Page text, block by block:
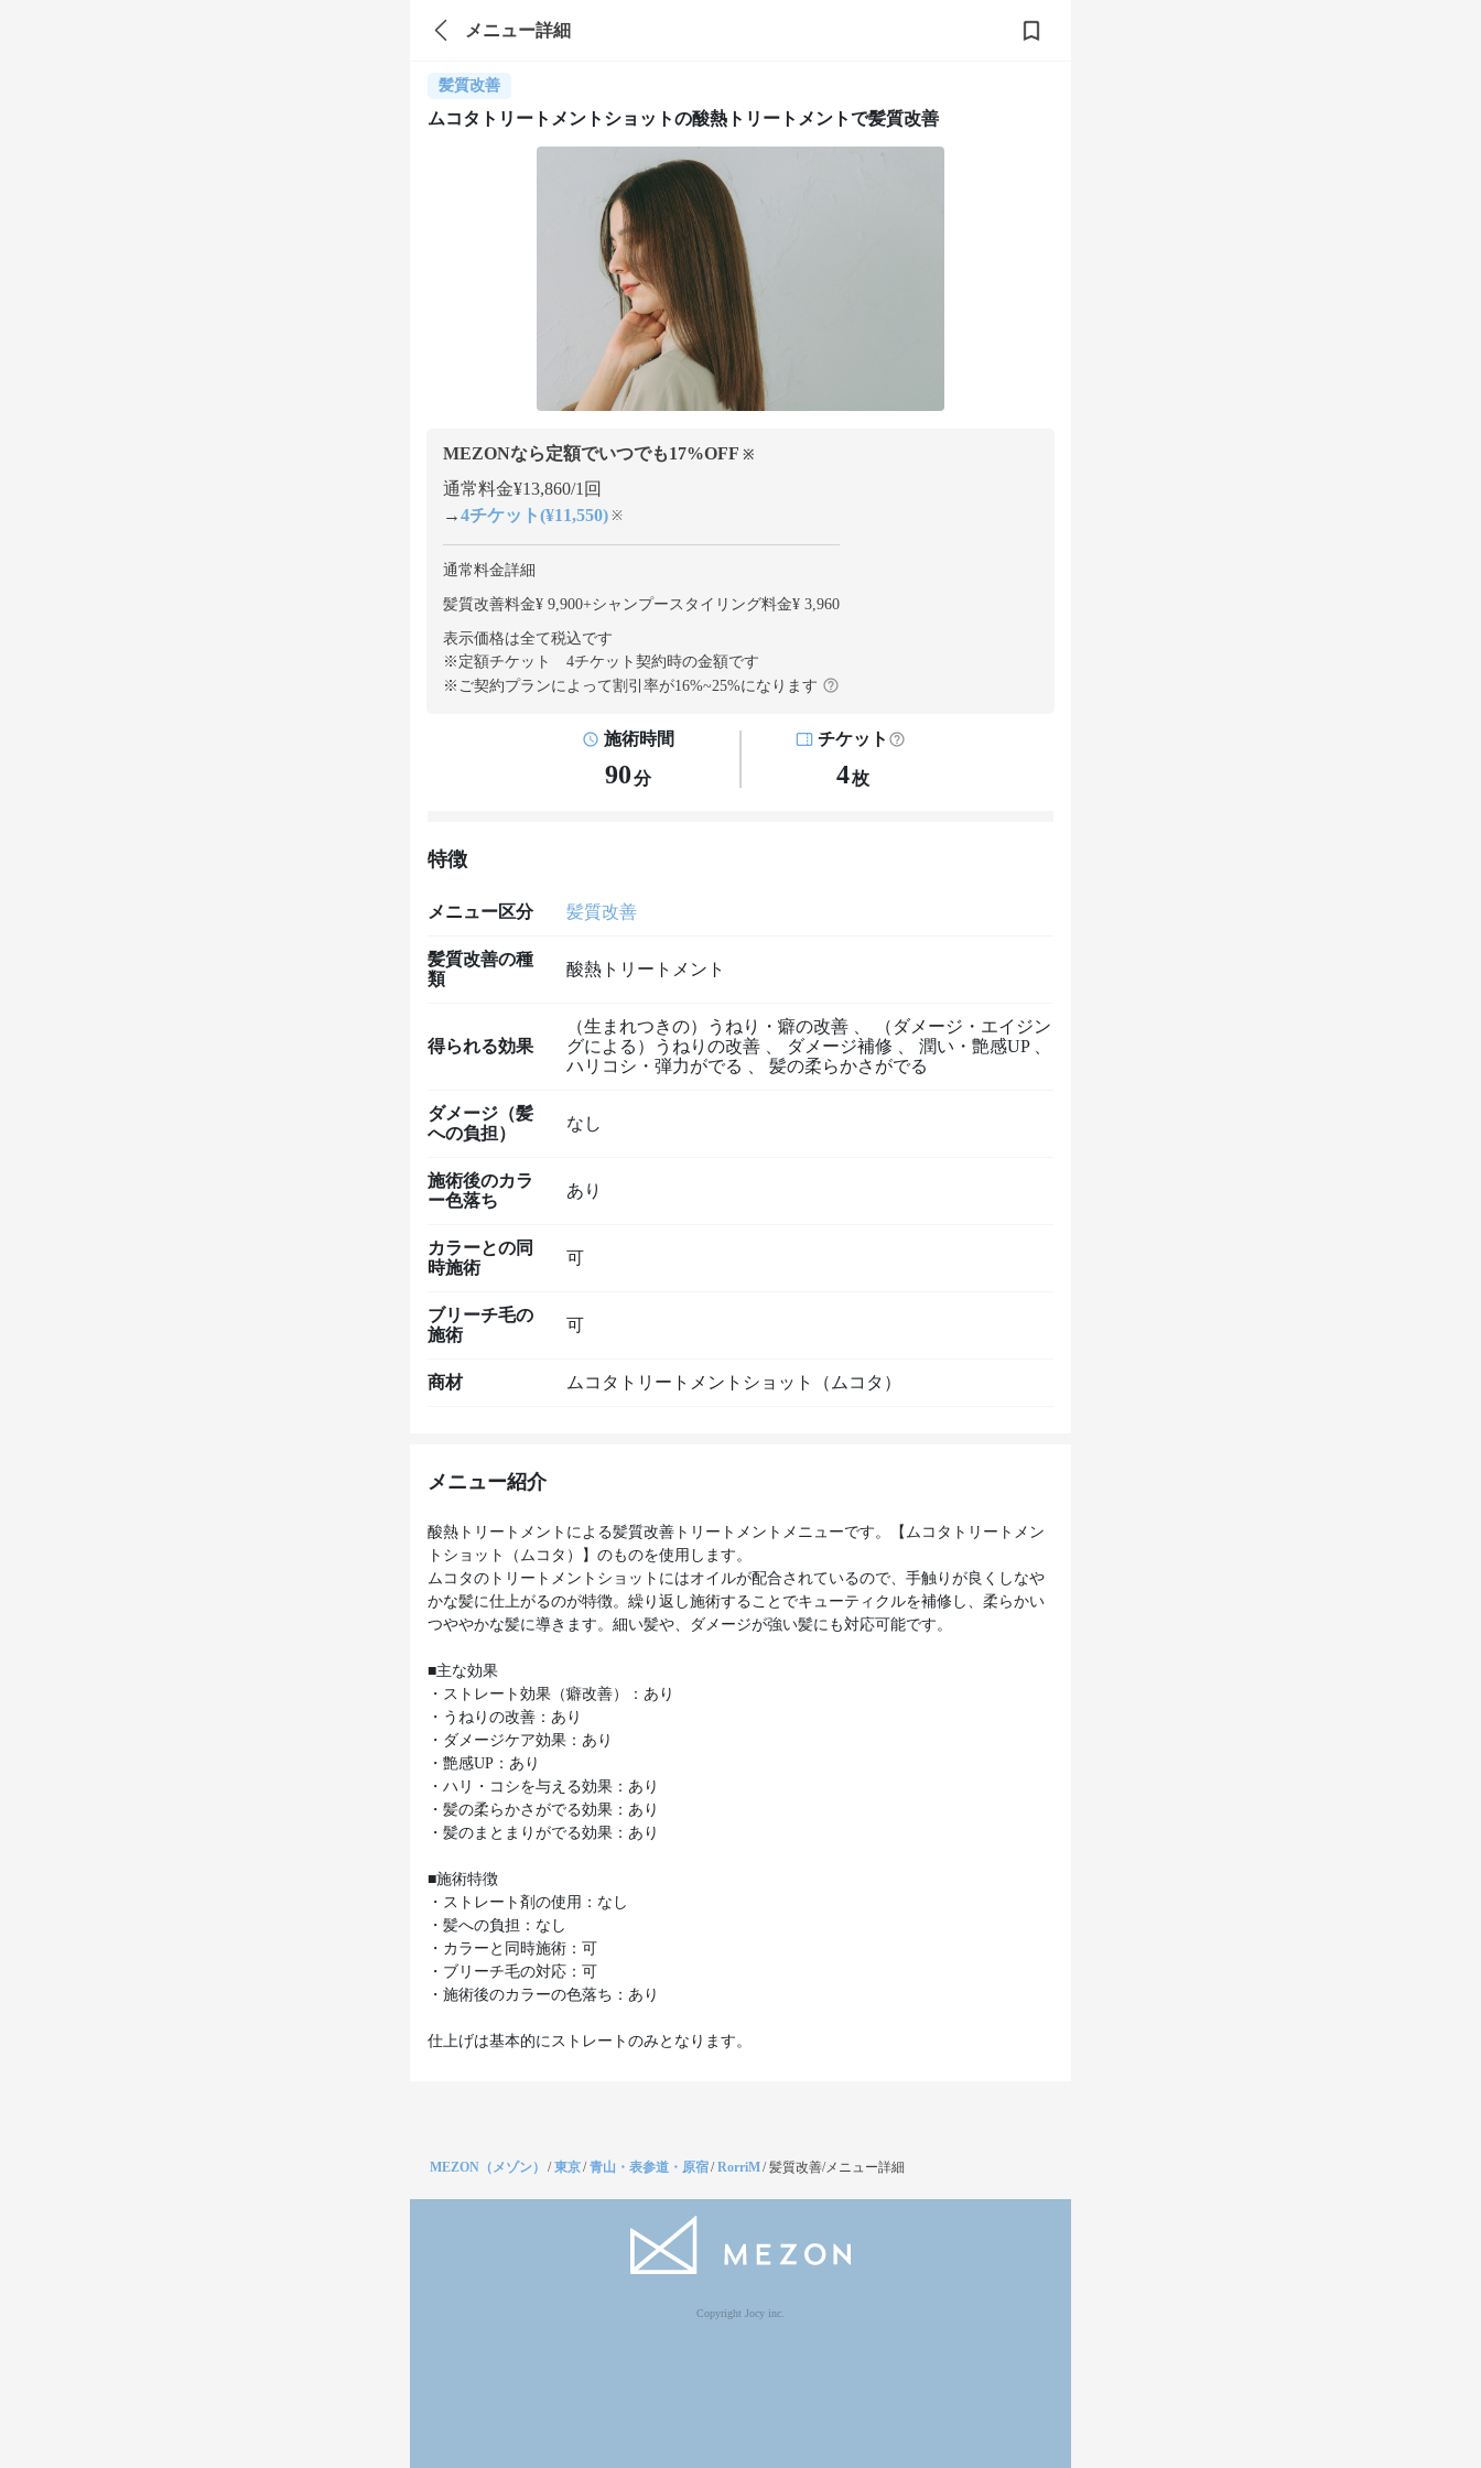
メニュー詳細
髪質改善
ムコタトリートメントショットの酸熱トリートメントで髪質改善
MEZONなら定額でいつでも17%OFF ※
通常料金¥13,860/1回
→4チケット(¥11,550) ※
通常料金詳細
髪質改善料金¥ 9,900+シャンプースタイリング料金¥ 3,960
表示価格は全て税込です
※定額チケット 4チケット契約時の金額です
※ご契約プランによって割引率が16%~25%になります
施術時間
90分
チケット
4枚
特徴
メニュー区分 髪質改善
髪質改善の種
類
酸熱トリートメント
得られる効果
（生まれつきの）うねり・癖の改善
（ダメージ・エイジン
グによる）うねりの改善
ダメージ補修 潤い・艶感UP
ハリコシ・弾力がでる
髪の柔らかさがでる
ダメージ（髪
への負担）
なし
施術後のカラ
ー色落ち
あり
カラーとの同
時施術
可
ブリーチ毛の
施術
可
商材 ムコタトリートメントショット（ムコタ）
メニュー紹介
酸熱トリートメントによる髪質改善トリートメントメニューです。【ムコタトリートメン
トショット（ムコタ）】のものを使用します。
ムコタのトリートメントショットにはオイルが配合されているので、手触りが良くしなや
かな髪に仕上がるのが特徴。繰り返し施術することでキューティクルを補修し、柔らかい
つややかな髪に導きます。細い髪や、ダメージが強い髪にも対応可能です。
■主な効果
・ストレート効果（癖改善）：あり
・うねりの改善：あり
・ダメージケア効果：あり
・艶感UP：あり
・ハリ・コシを与える効果：あり
・髪の柔らかさがでる効果：あり
・髪のまとまりがでる効果：あり
■施術特徴
・ストレート剤の使用：なし
・髪への負担：なし
・カラーと同時施術：可
・ブリーチ毛の対応：可
・施術後のカラーの色落ち：あり
仕上げは基本的にストレートのみとなります。
MEZON（メゾン） /東京/青山・表参道・原宿/RorriM/髪質改善/メニュー詳細
Copyright Jocy inc.